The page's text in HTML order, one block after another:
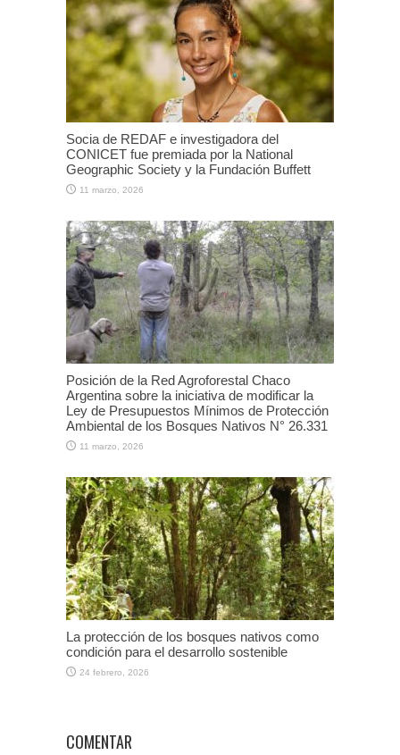
Socia de REDAF e investigadora del
CONICET fue premiada por la National
Geographic Society y la Fundación Buffett
11 marzo, 2026
Posición de la Red Agroforestal Chaco
Argentina sobre la iniciativa de modificar la
Ley de Presupuestos Mínimos de Protección
Ambiental de los Bosques Nativos N° 26.331
11 marzo, 2026
La protección de los bosques nativos como
condición para el desarrollo sostenible
24 febrero, 2026
COMENTAR